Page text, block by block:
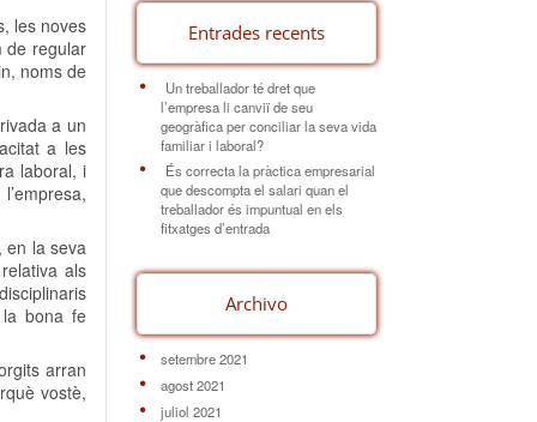
les noves
de regular
noms de
a un
a les
laboral, i
en la seva
als
bona fe
arran
vostè,
Entrades recents
Un treballador té dret que
l’empresa li canviï de seu
geogràfica per conciliar la seva vida
familiar i laboral?
És correcta la pràctica empresarial
que descompta el salari quan el
treballador és impuntual en els
fitxatges d’entrada
Archivo
setembre 2021
agost 2021
juliol 2021